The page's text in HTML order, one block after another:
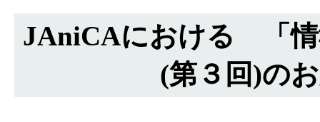
JAniCAにおける 「情
(第３回)の